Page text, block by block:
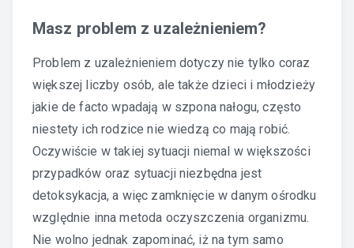
Masz problem z uzależnieniem?
Problem z uzależnieniem dotyczy nie tylko coraz
większej liczby osób, ale także dzieci i młodzieży
jakie de facto wpadają w szpona nałogu, często
niestety ich rodzice nie wiedzą co mają robić.
Oczywiście w takiej sytuacji niemal w większości
przypadków oraz sytuacji niezbędna jest
detoksykacja, a więc zamknięcie w danym ośrodku
względnie inna metoda oczyszczenia organizmu.
Nie wolno jednak zapominać, iż na tym samo